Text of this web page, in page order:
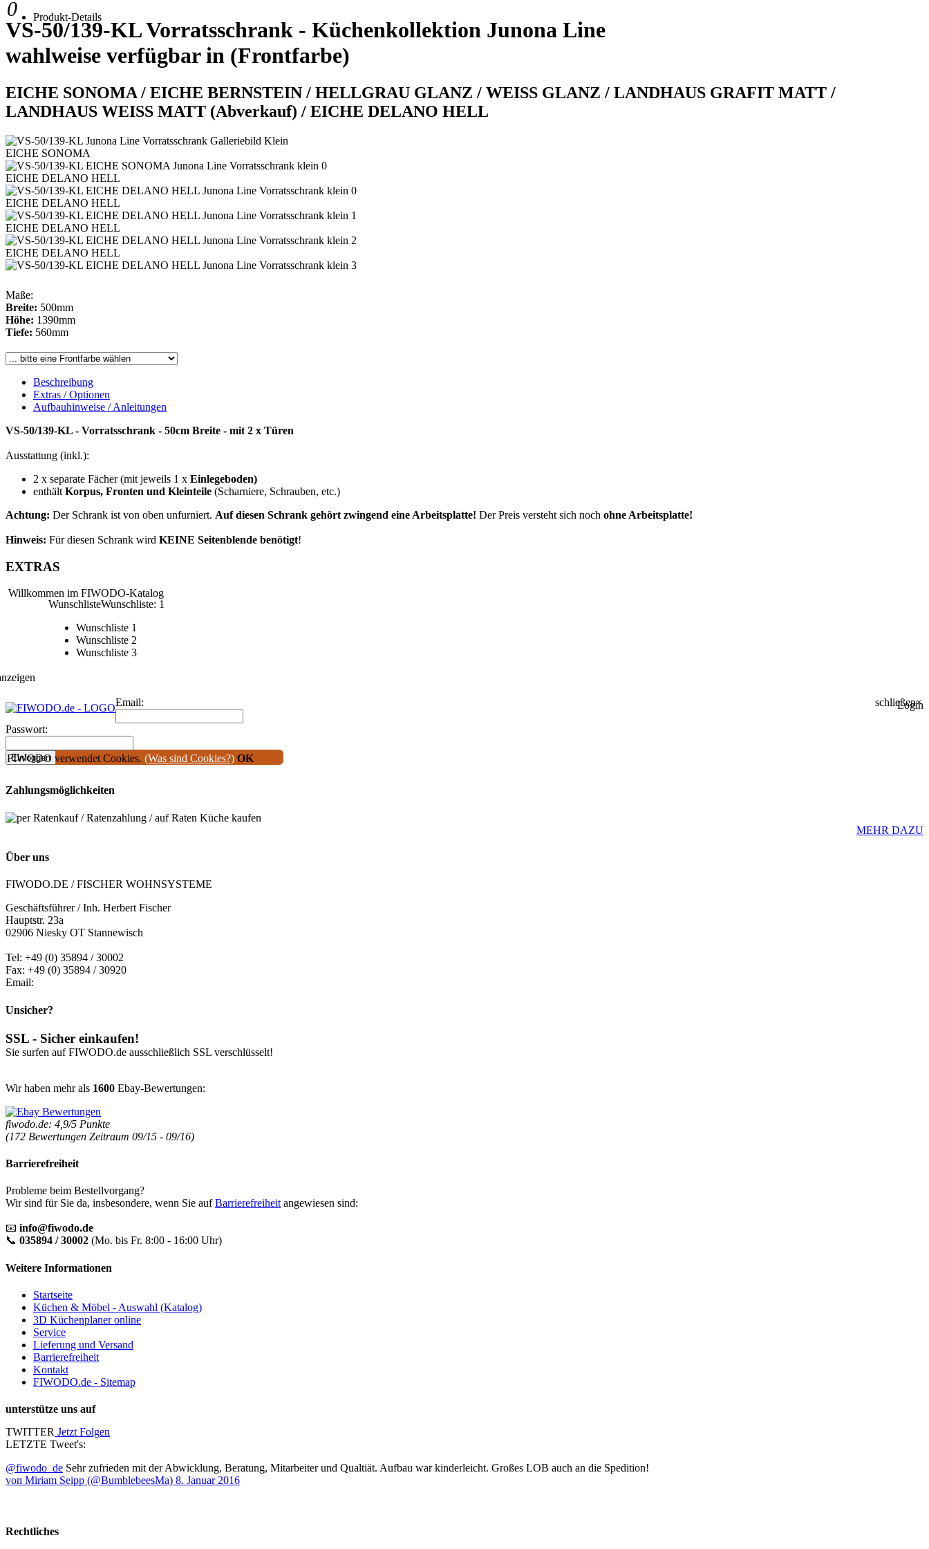
Produkt-Details
VS-50/139-KLVorratsschrank - Küchenkollektion Junona Line
wahlweise verfügbar in (Frontfarbe)
EICHE SONOMA / EICHE BERNSTEIN / HELLGRAU GLANZ / WEISS GLANZ / LANDHAUS GRAFIT MATT /
LANDHAUS WEISS MATT (Abverkauf) / EICHE DELANO HELL
EICHE SONOMA
EICHE DELANO HELL
EICHE DELANO HELL
EICHE DELANO HELL
EICHE DELANO HELL
Maße:
Breite: 500mm
Höhe: 1390mm
Tiefe: 560mm
Beschreibung
Extras / Optionen
Aufbauhinweise / Anleitungen
VS-50/139-KL - Vorratsschrank - 50cm Breite - mit 2 x Türen
Ausstattung (inkl.):
2 x separate Fächer (mit jeweils 1 x Einlegeboden)
enthält Korpus, Fronten und Kleinteile (Scharniere, Schrauben, etc.)
Achtung: Der Schrank ist von oben unfurniert. Auf diesen Schrank gehört zwingend eine Arbeitsplatte! Der Preis versteht sich noch ohne Arbeitsplatte!
Hinweis: Für diesen Schrank wird KEINE Seitenblende benötigt!
EXTRAS
0
Willkommen im FIWODO-Katalog
WunschlisteWunschliste: 1
Wunschliste 1
Wunschliste 2
Wunschliste 3
Login
schließen×
Email:
Passwort:
Einloggen
Menu
Start
Service
FIWODO verwendet Cookies. (Was sind Cookies?) OK
Zahlungsmöglichkeiten
MEHR DAZU
Über uns
FIWODO.DE / FISCHER WOHNSYSTEME
Geschäftsführer / Inh. Herbert Fischer
Hauptstr. 23a
02906 Niesky OT Stannewisch
Tel: +49 (0) 35894 / 30002
Fax: +49 (0) 35894 / 30920
Email:
Unsicher?
SSL - Sicher einkaufen!
Sie surfen auf FIWODO.de ausschließlich SSL verschlüsselt!
Wir haben mehr als 1600 Ebay-Bewertungen:
fiwodo.de: 4,9/5 Punkte
(172 Bewertungen Zeitraum 09/15 - 09/16)
Barrierefreiheit
Probleme beim Bestellvorgang?
Wir sind für Sie da, insbesondere, wenn Sie aufBarrierefreiheit angewiesen sind:
📧 info@fiwodo.de
📞 035894 / 30002 (Mo. bis Fr. 8:00 - 16:00 Uhr)
Weitere Informationen
Startseite
Küchen & Möbel - Auswahl (Katalog)
3D Küchenplaner online
Service
Lieferung und Versand
Barrierefreiheit
Kontakt
FIWODO.de - Sitemap
unterstütze uns auf
TWITTER Jetzt Folgen
LETZTE Tweet's:
@fiwodo_de Sehr zufrieden mit der Abwicklung, Beratung, Mitarbeiter und Qualtiät. Aufbau war kinderleicht. Großes LOB auch an die Spedition!
von Miriam Seipp (@BumblebeesMa) 8. Januar 2016
Rechtliches